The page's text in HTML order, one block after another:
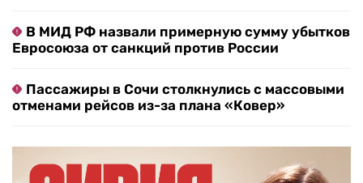
В МИД РФ назвали примерную сумму убытков
Евросоюза от санкций против России
Пассажиры в Сочи столкнулись с массовыми
отменами рейсов из-за плана «Ковер»